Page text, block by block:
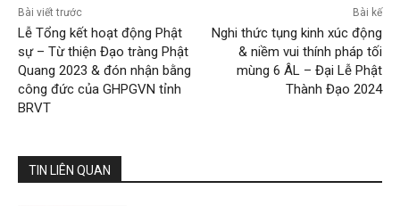
Bài viết trước
Lễ Tổng kết hoạt động Phật
sự – Từ thiện Đạo tràng Phật
Quang 2023 & đón nhận bằng
công đức của GHPGVN tỉnh
BRVT
Bài kế
Nghi thức tụng kinh xúc động
& niềm vui thính pháp tối
mùng 6 ÂL – Đại Lễ Phật
Thành Đạo 2024
TIN LIÊN QUAN